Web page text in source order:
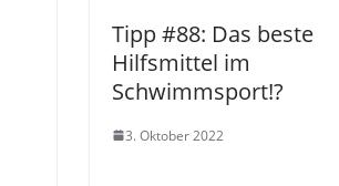
Tipp #88: Das beste
Hilfsmittel im
Schwimmsport!?
3. Oktober 2022